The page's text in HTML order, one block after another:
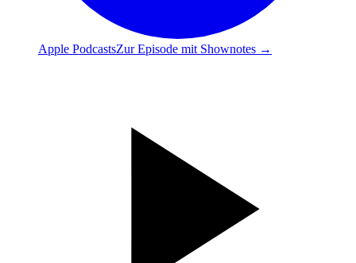
Apple PodcastsZur Episode mit Shownotes →